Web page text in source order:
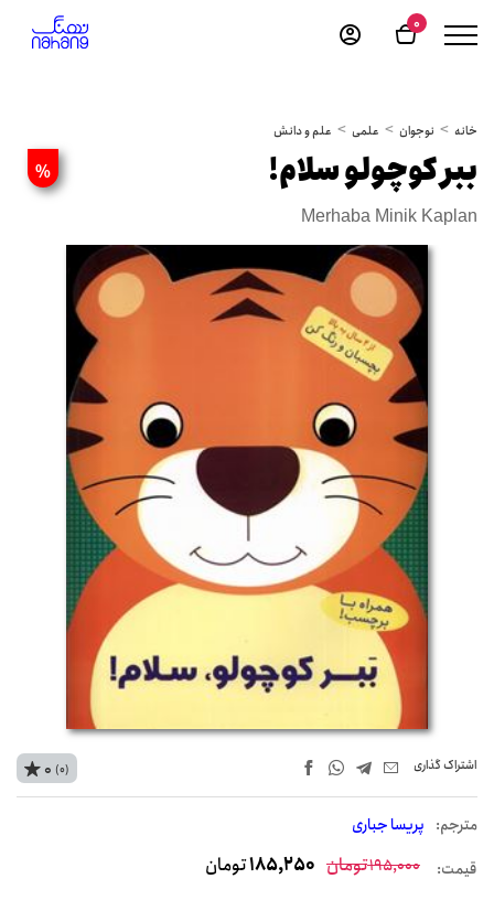
0
خانه نوجوان علمی علم و دانش
% ببر کوچولو سلام!
Merhaba Minik Kaplan
اشتراک‌ گذاری
مترجم: پریسا جباری
0 (0)
قیمت: 195,000تومان 185,250تومان